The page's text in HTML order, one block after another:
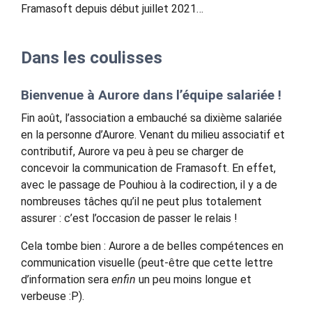
Framasoft depuis début juillet 2021…
Dans les coulisses
Bienvenue à Aurore dans l’équipe salariée !
Fin août, l’association a embauché sa dixième salariée
en la personne d’Aurore. Venant du milieu associatif et
contributif, Aurore va peu à peu se charger de
concevoir la communication de Framasoft. En effet,
avec le passage de Pouhiou à la codirection, il y a de
nombreuses tâches qu’il ne peut plus totalement
assurer : c’est l’occasion de passer le relais !
Cela tombe bien : Aurore a de belles compétences en
communication visuelle (peut-être que cette lettre
d’information sera enfin un peu moins longue et
verbeuse :P).